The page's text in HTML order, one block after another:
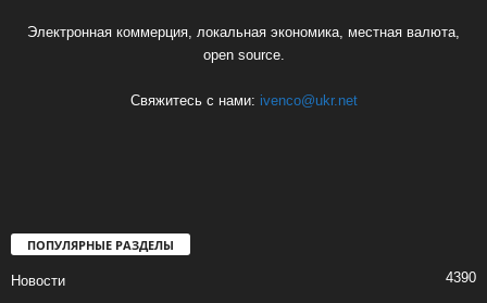
Электронная коммерция, локальная экономика, местная валюта,
open source.
Свяжитесь с нами: ivenco@ukr.net
ПОПУЛЯРНЫЕ РАЗДЕЛЫ
Новости
4390